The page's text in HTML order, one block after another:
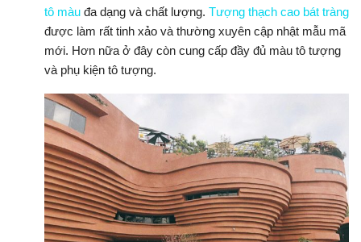
tô màu đa dạng và chất lượng. Tượng thạch cao bát tràng
được làm rất tinh xảo và thường xuyên cập nhật mẫu mã
mới. Hơn nữa ở đây còn cung cấp đầy đủ màu tô tượng
và phụ kiện tô tượng.